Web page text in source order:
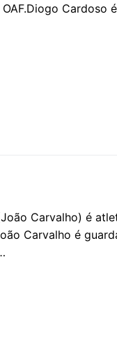
Cardoso
Carvalho) é
Carvalho é